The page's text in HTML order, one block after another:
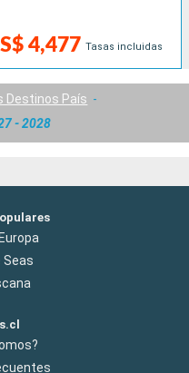
4,477 Tasas incluidas
Destinos País
- 2028
Seas